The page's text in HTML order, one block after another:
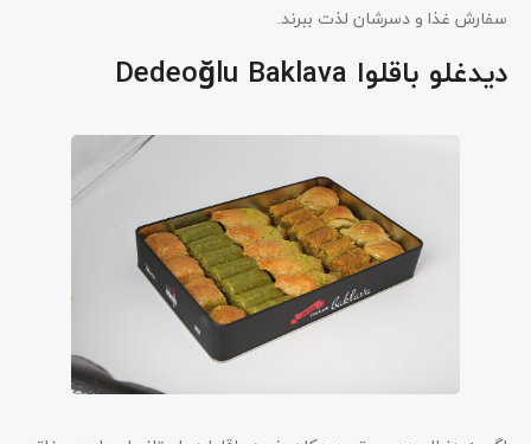
سفارش غذا و دسرشان لذت ببرند.
دیدغلو باقلوا Dedeoğlu Baklava